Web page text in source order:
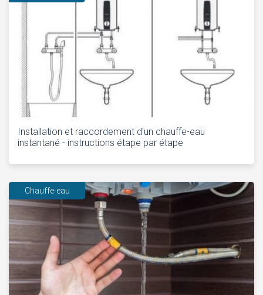
Installation et raccordement d'un chauffe-eau
instantané - instructions étape par étape
Chauffe-eau